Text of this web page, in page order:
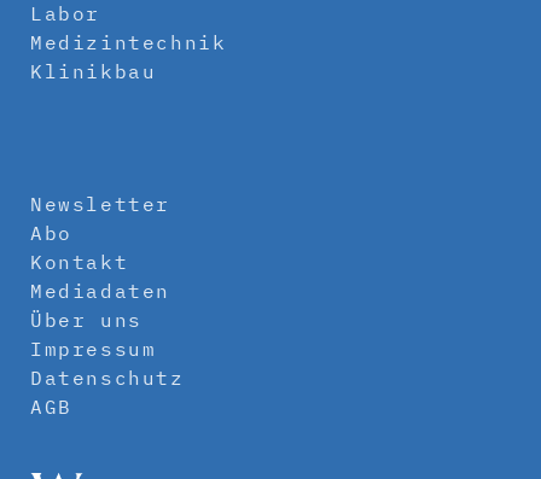
Labor
Medizintechnik
Klinikbau
Newsletter
Abo
Kontakt
Mediadaten
Über uns
Impressum
Datenschutz
AGB